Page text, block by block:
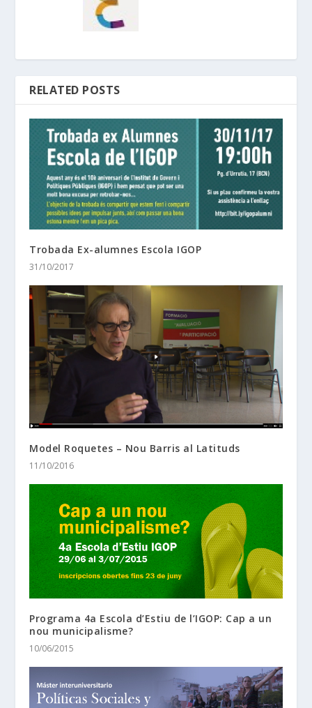
RELATED POSTS
Trobada Ex-alumnes Escola IGOP
31/10/2017
Model Roquetes – Nou Barris al Latituds
11/10/2016
Programa 4a Escola d’Estiu de l’IGOP: Cap a un
nou municipalisme?
10/06/2015